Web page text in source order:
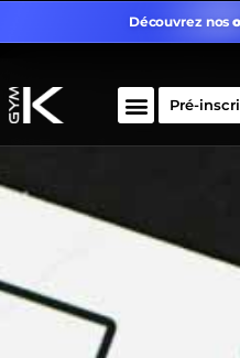
Découvrez nos
Pré-